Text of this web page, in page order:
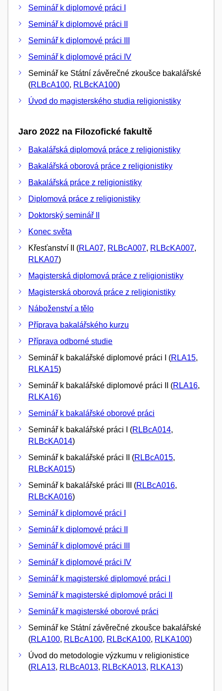
Seminář k diplomové práci I
Seminář k diplomové práci II
Seminář k diplomové práci III
Seminář k diplomové práci IV
Seminář ke Státní závěrečné zkoušce bakalářské
(RLBcA100, RLBcKA100)
Úvod do magisterského studia religionistiky
Jaro 2022 na Filozofické fakultě
Bakalářská diplomová práce z religionistiky
Bakalářská oborová práce z religionistiky
Bakalářská práce z religionistiky
Diplomová práce z religionistiky
Doktorský seminář II
Konec světa
Křesťanství II (RLA07, RLBcA007, RLBcKA007,
RLKA07)
Magisterská diplomová práce z religionistiky
Magisterská oborová práce z religionistiky
Náboženství a tělo
Příprava bakalářského kurzu
Příprava odborné studie
Seminář k bakalářské diplomové práci I (RLA15,
RLKA15)
Seminář k bakalářské diplomové práci II (RLA16,
RLKA16)
Seminář k bakalářské oborové práci
Seminář k bakalářské práci I (RLBcA014,
RLBcKA014)
Seminář k bakalářské práci II (RLBcA015,
RLBcKA015)
Seminář k bakalářské práci III (RLBcA016,
RLBcKA016)
Seminář k diplomové práci I
Seminář k diplomové práci II
Seminář k diplomové práci III
Seminář k diplomové práci IV
Seminář k magisterské diplomové práci I
Seminář k magisterské diplomové práci II
Seminář k magisterské oborové práci
Seminář ke Státní závěrečné zkoušce bakalářské
(RLA100, RLBcA100, RLBcKA100, RLKA100)
Úvod do metodologie výzkumu v religionistice
(RLA13, RLBcA013, RLBcKA013, RLKA13)